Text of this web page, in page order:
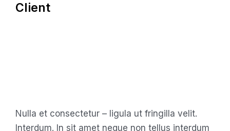
Client
Nulla et consectetur – ligula ut fringilla velit.
Interdum. In sit amet neque non tellus interdum